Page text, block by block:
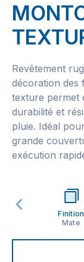
Revêtement
décoration des
texture permet
durabilité et
pluie. Idéal
grande
exécution
Finition
Mate